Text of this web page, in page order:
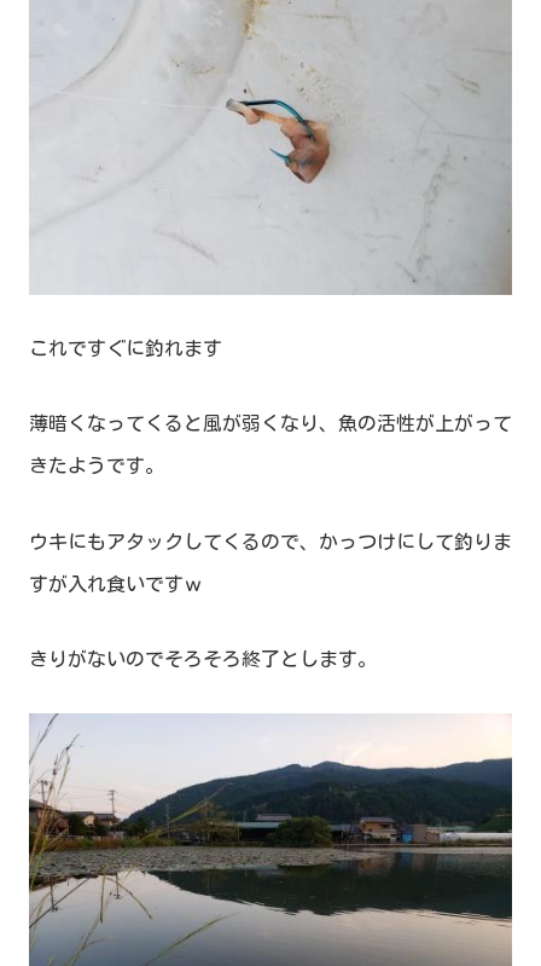
これですぐに釣れます
薄暗くなってくると風が弱くなり、魚の活性が上がって
きたようです。
ウキにもアタックしてくるので、かっつけにして釣りま
すが入れ食いですｗ
きりがないのでそろそろ終了とします。